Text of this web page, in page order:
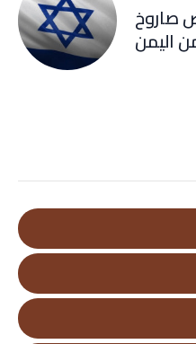
صاروخ
اليمن